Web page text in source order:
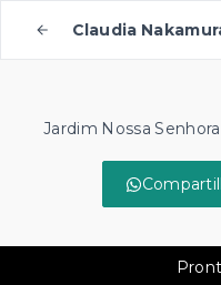
Claudia
Jardim Nossa